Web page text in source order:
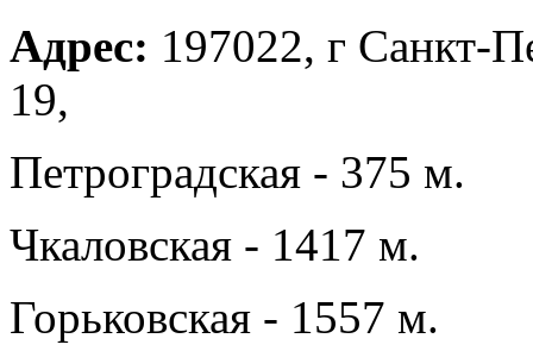
Адрес: 197022, г Санкт-
19,
Петроградская - 375 м.
Чкаловская - 1417 м.
Горьковская - 1557 м.